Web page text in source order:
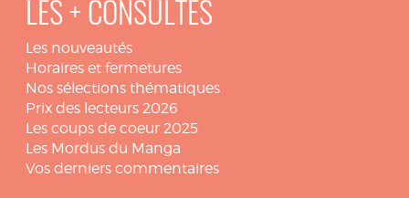
LES + CONSULTÉS
Les nouveautés
Horaires et fermetures
Nos sélections thématiques
Prix des lecteurs 2026
Les coups de coeur 2025
Les Mordus du Manga
Vos derniers commentaires